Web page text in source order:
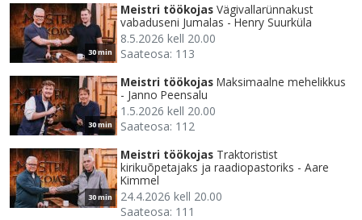
30 min
Meistri töökojas Vägivallarünnakust
vabaduseni Jumalas - Henry Suurküla
8.5.2026 kell 20.00
Saateosa: 113
30 min
Meistri töökojas Maksimaalne mehelikkus
- Janno Peensalu
1.5.2026 kell 20.00
Saateosa: 112
30 min
Meistri töökojas Traktoristist
kirikuõpetajaks ja raadiopastoriks - Aare
Kimmel
24.4.2026 kell 20.00
Saateosa: 111